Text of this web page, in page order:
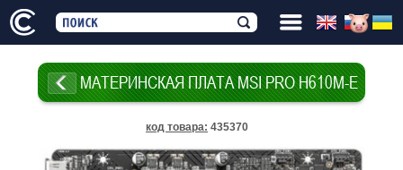
МАТЕРИНСКАЯ ПЛАТА MSI PRO H610M-E
код товара: 435370